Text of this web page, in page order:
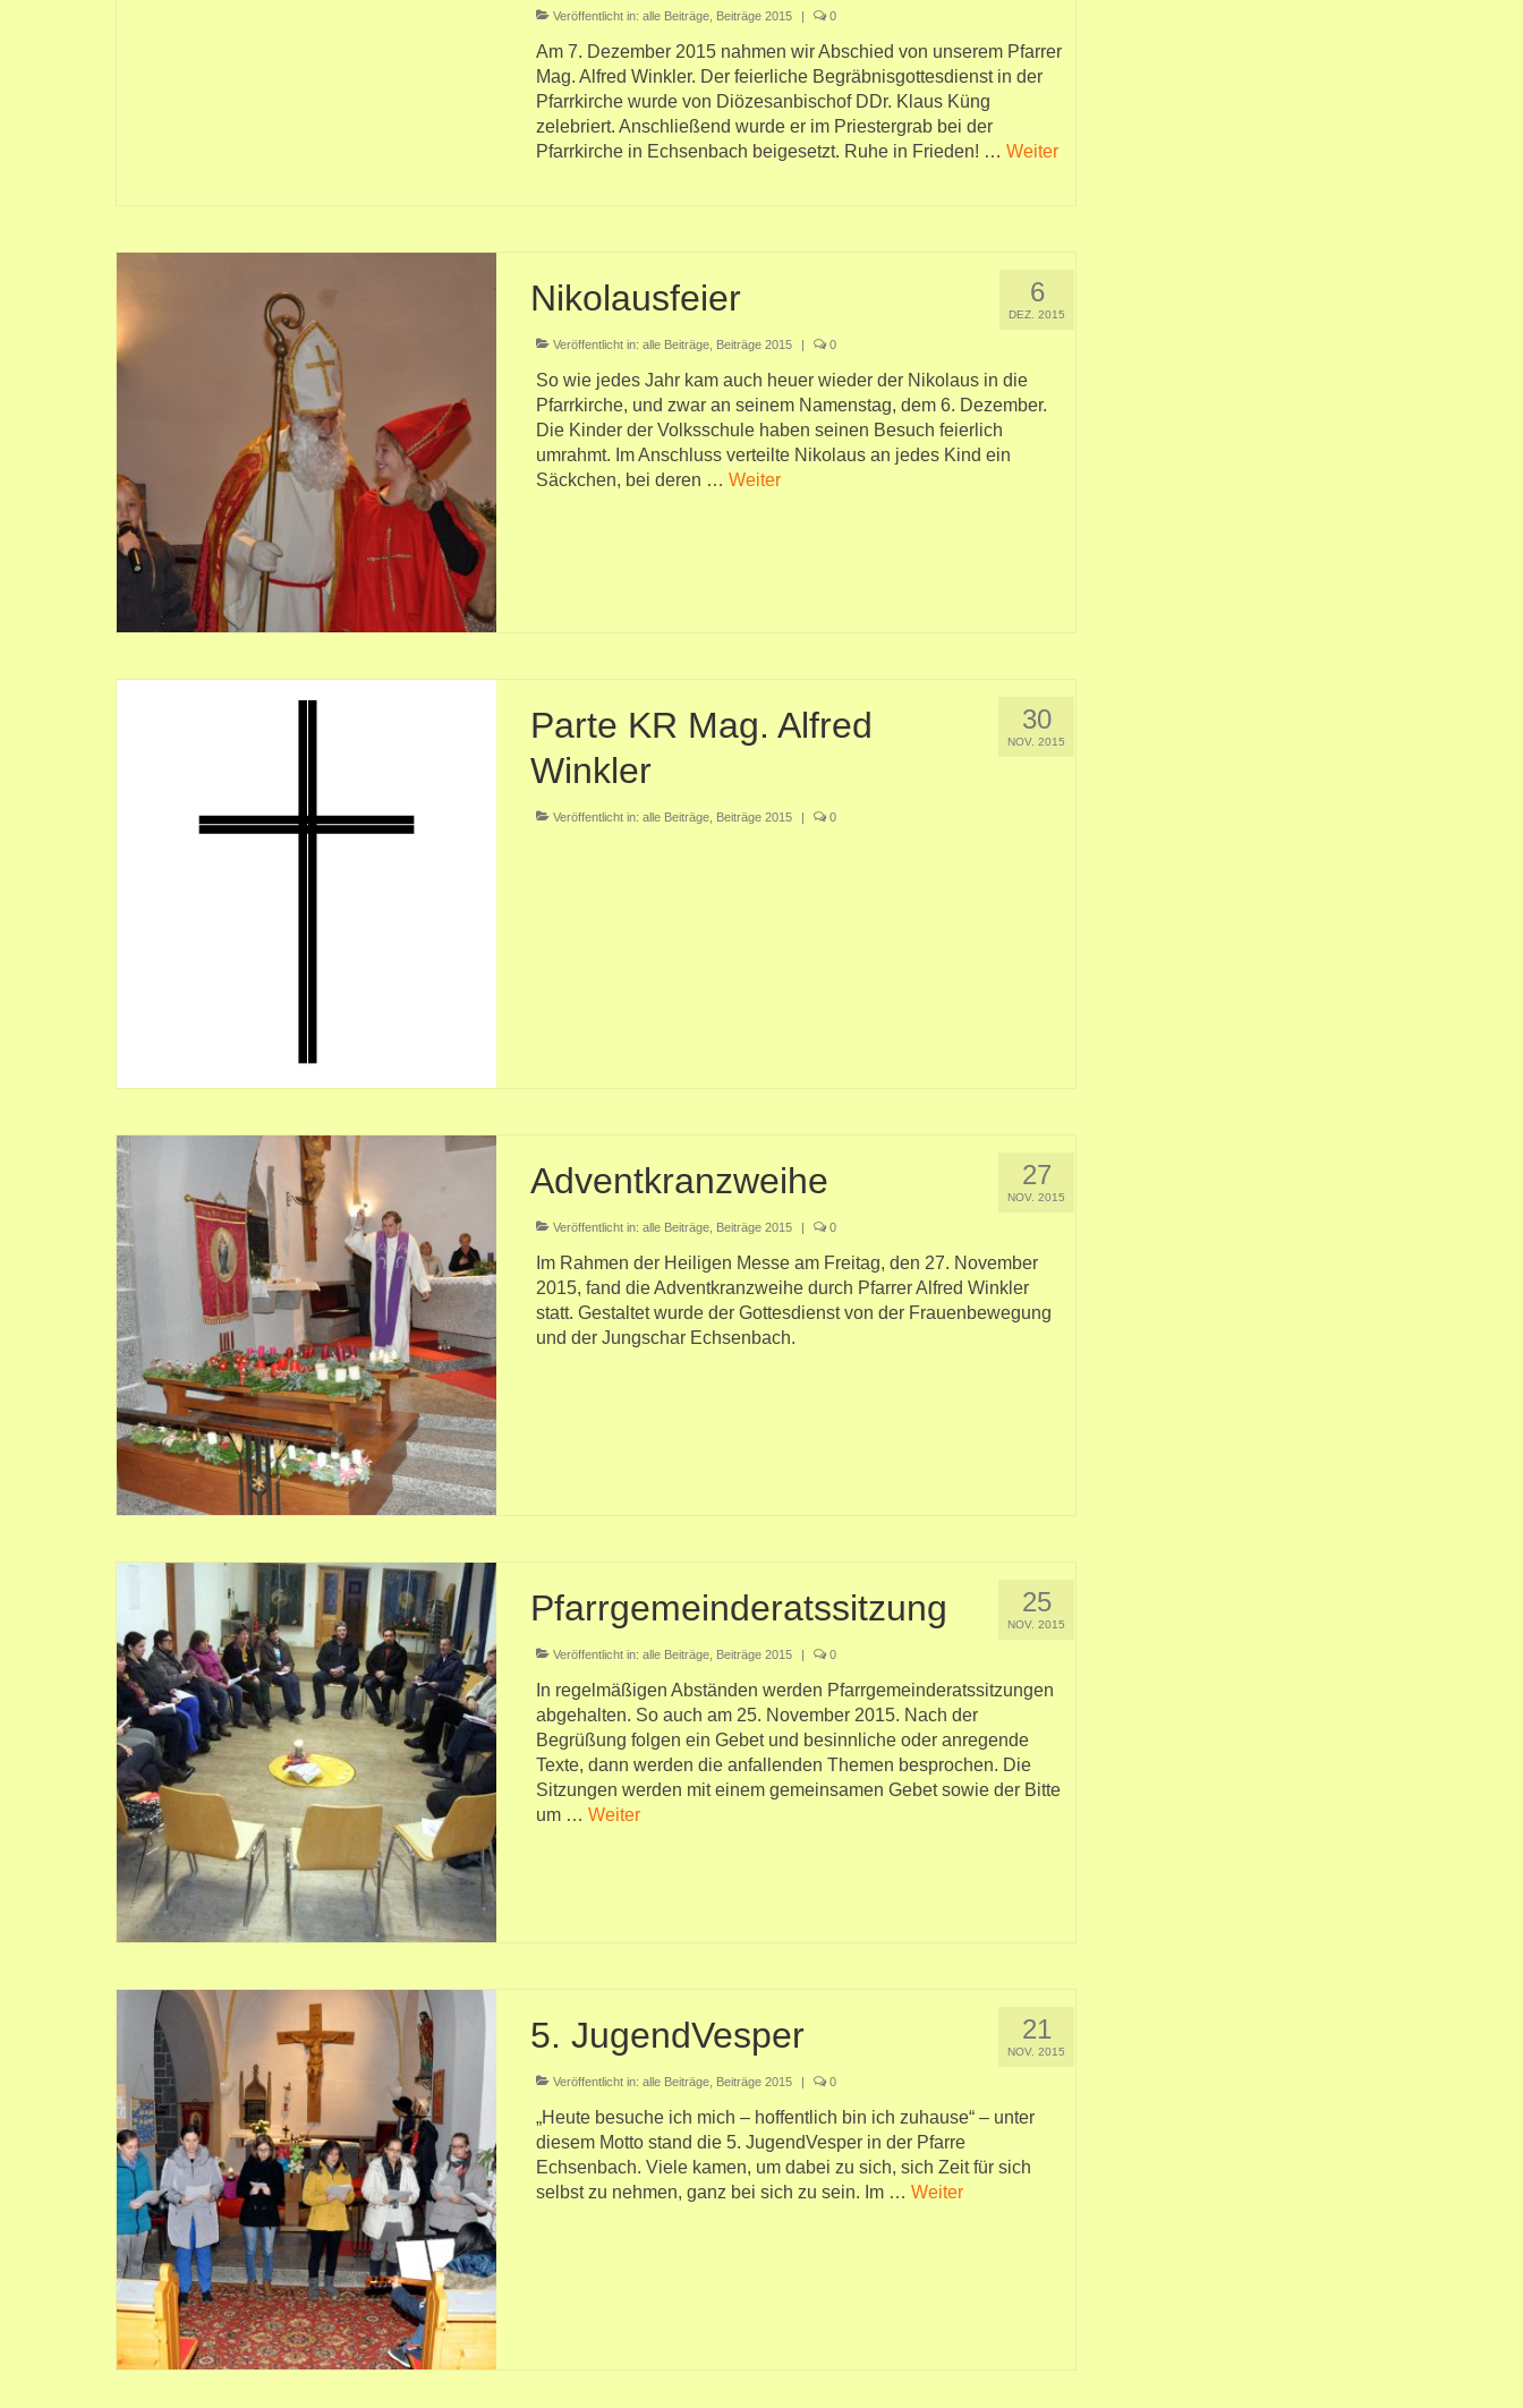
Veröffentlicht in: alle Beiträge, Beiträge 2015 0
Am 7. Dezember 2015 nahmen wir Abschied von unserem Pfarrer
Mag. Alfred Winkler. Der feierliche Begräbnisgottesdienst in der
Pfarrkirche wurde von Diözesanbischof DDr. Klaus Küng
zelebriert. Anschließend wurde er im Priestergrab bei der
Pfarrkirche in Echsenbach beigesetzt. Ruhe in Frieden! … Weiter
6
DEZ. 2015
Nikolausfeier
Veröffentlicht in: alle Beiträge, Beiträge 2015 0
So wie jedes Jahr kam auch heuer wieder der Nikolaus in die
Pfarrkirche, und zwar an seinem Namenstag, dem 6. Dezember.
Die Kinder der Volksschule haben seinen Besuch feierlich
umrahmt. Im Anschluss verteilte Nikolaus an jedes Kind ein
Säckchen, bei deren … Weiter
30
NOV. 2015
Parte KR Mag. Alfred
Winkler
Veröffentlicht in: alle Beiträge, Beiträge 2015 | 0
27
NOV. 2015
Adventkranzweihe
Veröffentlicht in: alle Beiträge, Beiträge 2015 0
Im Rahmen der Heiligen Messe am Freitag, den 27. November
2015, fand die Adventkranzweihe durch Pfarrer Alfred Winkler
statt. Gestaltet wurde der Gottesdienst von der Frauenbewegung
und der Jungschar Echsenbach.
25
NOV. 2015
Pfarrgemeinderatssitzung
Veröffentlicht in: alle Beiträge, Beiträge 2015 | 0
In regelmäßigen Abständen werden Pfarrgemeinderatssitzungen
abgehalten. So auch am 25. November 2015. Nach der
Begrüßung folgen ein Gebet und besinnliche oder anregende
Texte, dann werden die anfallenden Themen besprochen. Die
Sitzungen werden mit einem gemeinsamen Gebet sowie der Bitte
um … Weiter
21
NOV. 2015
5. JugendVesper
Veröffentlicht in: alle Beiträge, Beiträge 2015 | 0
„Heute besuche ich mich – hoffentlich bin ich zuhause“ – unter
diesem Motto stand die 5. JugendVesper in der Pfarre
Echsenbach. Viele kamen, um dabei zu sich, sich Zeit für sich
selbst zu nehmen, ganz bei sich zu sein. Im … Weiter